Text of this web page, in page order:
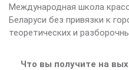
Международная школа
Беларуси без привязки к
теоретических и
Что вы получите на